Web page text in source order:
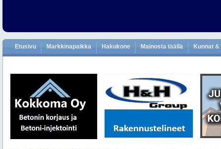
Etusivu Markkinapaikka Hakukone Mainosta täällä Kunnat